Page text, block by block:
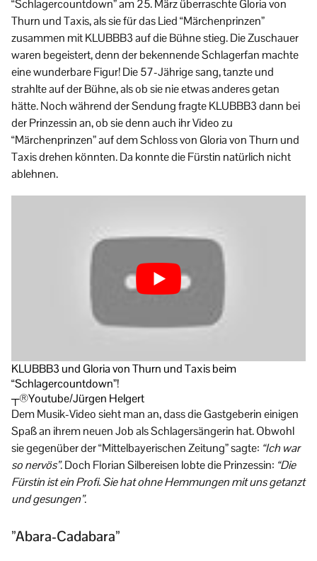
“Schlagercountdown” am 25. März überraschte Gloria von
Thurn und Taxis, als sie für das Lied “Märchenprinzen”
zusammen mit KLUBBB3 auf die Bühne stieg. Die Zuschauer
waren begeistert, denn der bekennende Schlagerfan machte
eine wunderbare Figur! Die 57-Jährige sang, tanzte und
strahlte auf der Bühne, als ob sie nie etwas anderes getan
hätte. Noch während der Sendung fragte KLUBBB3 dann bei
der Prinzessin an, ob sie denn auch ihr Video zu
“Märchenprinzen” auf dem Schloss von Gloria von Thurn und
Taxis drehen könnten. Da konnte die Fürstin natürlich nicht
ablehnen.
KLUBBB3 und Gloria von Thurn und Taxis beim
“Schlagercountdown”!
┬®Youtube/Jürgen Helgert
Dem Musik-Video sieht man an, dass die Gastgeberin einigen
Spaß an ihrem neuen Job als Schlagersängerin hat. Obwohl
sie gegenüber der “Mittelbayerischen Zeitung” sagte: “Ich war
so nervös”. Doch Florian Silbereisen lobte die Prinzessin: “Die
Fürstin ist ein Profi. Sie hat ohne Hemmungen mit uns getanzt
und gesungen”.
”Abara-Cadabara”